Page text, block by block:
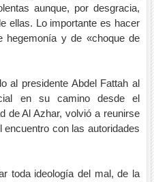
aunque, por desgracia,
ellas. Lo importante es hacer
hegemonía y de «choque de
al presidente Abdel Fattah al
en su camino desde el
de Al Azhar, volvió a reunirse
con las autoridades
toda ideología del mal, de la